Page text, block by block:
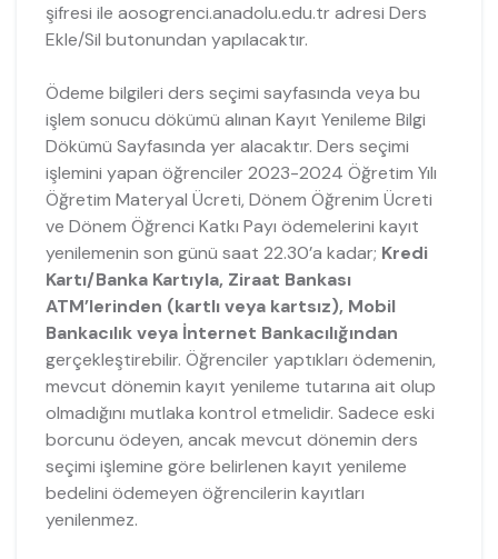
şifresi ile aosogrenci.anadolu.edu.tr adresi Ders
Ekle/Sil butonundan yapılacaktır.
Ödeme bilgileri ders seçimi sayfasında veya bu
işlem sonucu dökümü alınan Kayıt Yenileme Bilgi
Dökümü Sayfasında yer alacaktır. Ders seçimi
işlemini yapan öğrenciler 2023-2024 Öğretim Yılı
Öğretim Materyal Ücreti, Dönem Öğrenim Ücreti
ve Dönem Öğrenci Katkı Payı ödemelerini kayıt
yenilemenin son günü saat 22.30’a kadar; Kredi
Kartı/Banka Kartıyla, Ziraat Bankası
ATM’lerinden (kartlı veya kartsız), Mobil
Bankacılık veya İnternet Bankacılığından
gerçekleştirebilir. Öğrenciler yaptıkları ödemenin,
mevcut dönemin kayıt yenileme tutarına ait olup
olmadığını mutlaka kontrol etmelidir. Sadece eski
borcunu ödeyen, ancak mevcut dönemin ders
seçimi işlemine göre belirlenen kayıt yenileme
bedelini ödemeyen öğrencilerin kayıtları
yenilenmez.